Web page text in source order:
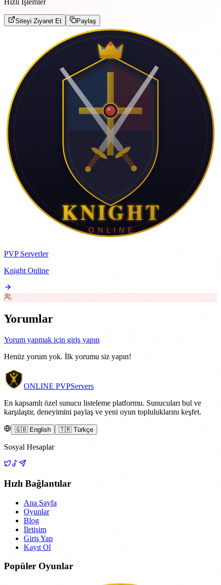
Hızlı İşlemler
Siteyi Ziyaret Et Paylaş
PVP Serverler
Knight Online
Yorumlar
Yorum yapmak için giriş yapın
Henüz yorum yok. İlk yorumu siz yapın!
ONLINE PVPServers
En kapsamlı özel sunucu listeleme platformu. Sunucuları bul ve
karşılaştır, deneyimini paylaş ve yeni oyun topluluklarını keşfet.
🇬🇧 English 🇹🇷 Türkçe
Sosyal Hesaplar
Hızlı Bağlantılar
Ana Sayfa
Oyunlar
Blog
İletişim
Giriş Yap
Kayıt Ol
Popüler Oyunlar